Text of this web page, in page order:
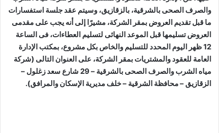
والصرف الصحى بالشرقية، بالزقازيق، وسيتم عقد جلسة استفسارات
ما قبل تقديم العروض بمقر الشركة، مشيرًا إلى أنه يجب على مقدمى
العروض تسليمها قبل الموعد النهائى لتسليم العطاءات، فى الساعة
12 ظهر اليوم المحدد للتسليم والخاص بكل مشروع، بمكتب الإدارة
العامة للعقود والمشتريات بمقر الشركة، على العنوان التالى (شركة
مياه الشرب والصرف الصحى بالشرقية – 29 شارع سعد زغلول –
الزقازيق – محافظة الشرقية – خلف مديرية الإسكان والمرافق).​